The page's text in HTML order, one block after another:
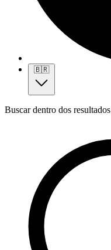
🇧🇷
Buscar dentro dos resultados